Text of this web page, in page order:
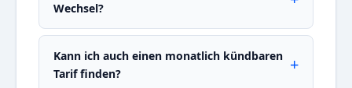
Wechsel?
Kann ich auch einen monatlich kündbaren
Tarif finden?